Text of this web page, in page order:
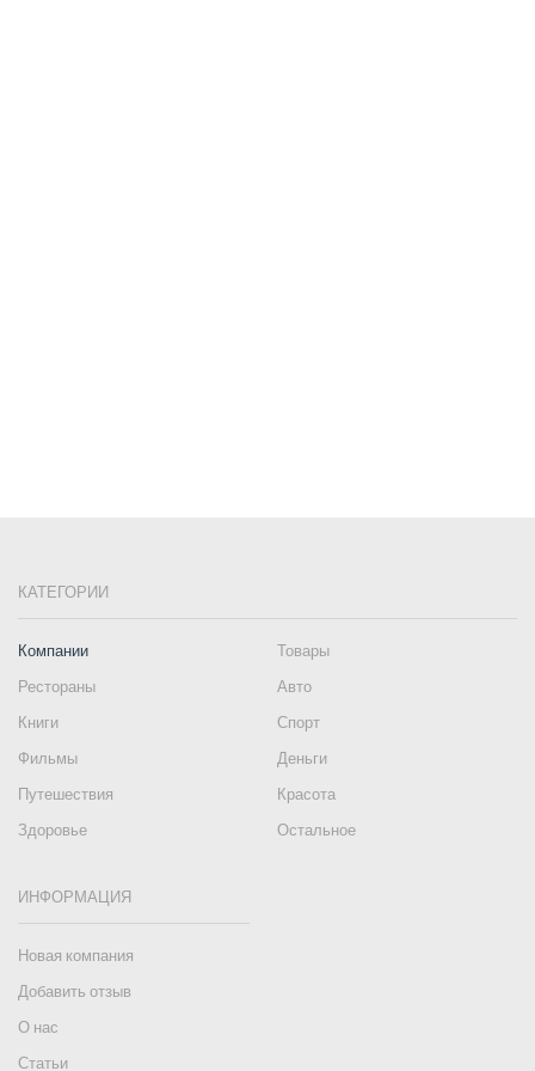
КАТЕГОРИИ
Компании
Товары
Рестораны
Авто
Книги
Спорт
Фильмы
Деньги
Путешествия
Красота
Здоровье
Остальное
ИНФОРМАЦИЯ
Новая компания
Добавить отзыв
О нас
Статьи